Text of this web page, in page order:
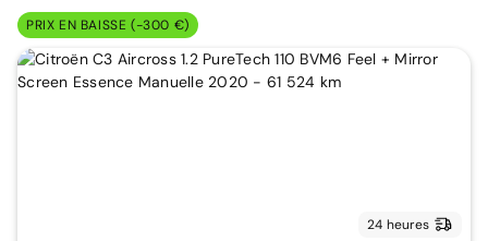
PRIX EN BAISSE (-300 €)
24 heures